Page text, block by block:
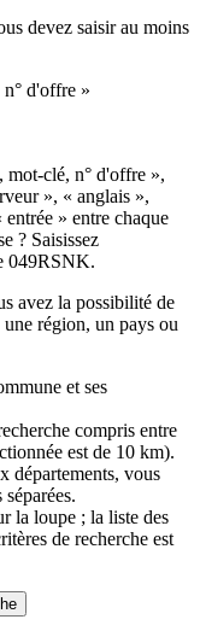
devez saisir au moins
d'offre »
mot-clé, n° d'offre »,
», « anglais »,
» entre chaque
? Saisissez
049RSNK.
avez la possibilité de
région, un pays ou
et ses
compris entre
est de 10 km).
départements, vous
la loupe ; la liste des
de recherche est